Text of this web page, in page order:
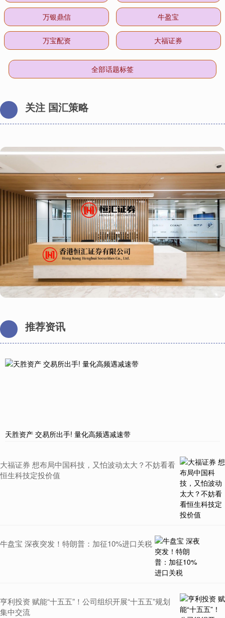
万银鼎信 牛盈宝
万宝配资 大福证券
全部话题标签
关注 国汇策略
推荐资讯
天胜资产 交易所出手! 量化高频遇减速带
大福证券 想布局中国科技，又怕波动太大？不妨看看
恒生科技定投价值
牛盘宝 深夜突发！特朗普：加征10%进口关税
亨利投资 赋能“十五五”！公司组织开展“十五五”规划
集中交流